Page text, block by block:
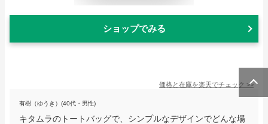
ショップでみる
価格と在庫を楽天でチェック >>
有樹（ゆうき）(40代・男性)
キタムラのトートバッグで、シンプルなデザインでどんな場